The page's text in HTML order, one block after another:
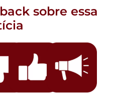
sobre essa